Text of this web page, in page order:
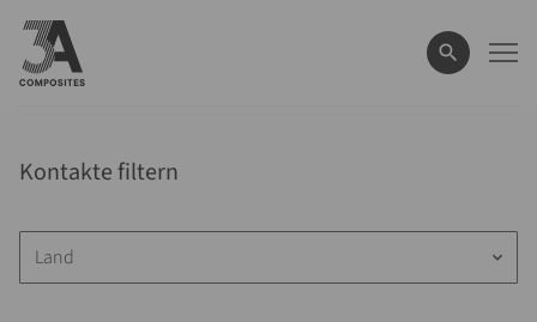
eingeben
Kontakte filtern
Land keyboard_arrow_down